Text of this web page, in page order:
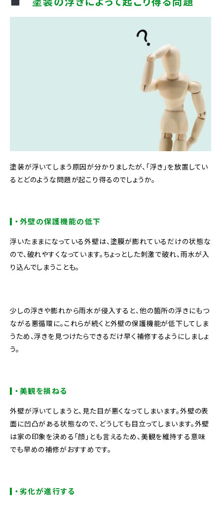
塗装が浮いてしまう原因が分かりましたが、「浮き」を放置してい
るとどのような問題が起こり得るのでしょうか。
・外壁の保護機能の低下
浮いたままになっている外壁は、塗膜が膨れているだけの状態な
ので、破れやすくなっています。ちょっとした刺激で破れ、雨水が入
り込んでしまうことも。
少しの浮きや膨れから雨水が侵入すると、他の箇所の浮きにもつ
ながる悪循環に。これらが続くと外壁の保護機能が低下してしま
うため、浮きを見つけたらできるだけ早く補修するようにしましょ
う。
・美観を損ねる
外壁が浮いてしまうと、見た目が悪くなってしまいます。外壁の表
面に凹凸がある状態なので、どうしても目立ってしまいます。外壁
は家の印象を決める「顔」とも言えるため、美観を維持する意味
でも早めの補修がおすすめです。
・劣化が進行する